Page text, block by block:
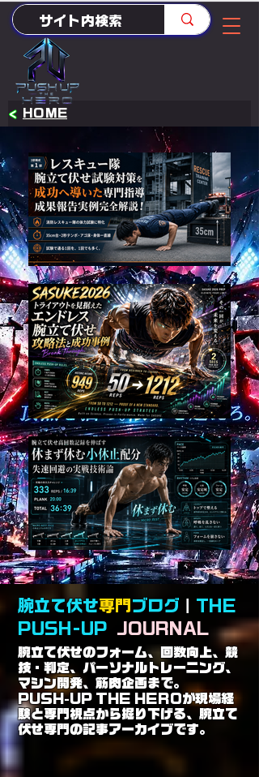
HOME
<
腕立て伏せ専門 ブログ
THE
PUSH-UP
JOURNAL
腕立て伏せのフォーム、回数向上、競
技・判定、パーソナルトレーニング、
マシン開発、筋肉企画まで。
PUSH-UP THE HEROが現場経
験と専門視点から掘り下げる、腕立て
伏せ専門の記事アーカイブです。